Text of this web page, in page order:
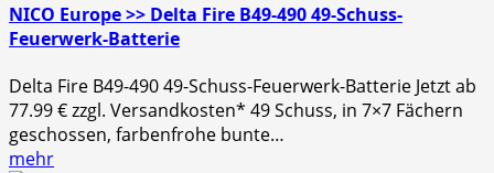
NICO Europe >> Delta Fire B49-490 49-Schuss-
Feuerwerk-Batterie
Delta Fire B49-490 49-Schuss-Feuerwerk-Batterie Jetzt ab
77.99 € zzgl. Versandkosten* 49 Schuss, in 7×7 Fächern
geschossen, farbenfrohe bunte…
mehr